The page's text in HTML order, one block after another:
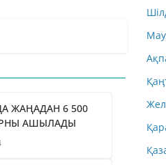
ЖАҢАДАН 6 500
АШЫЛАДЫ